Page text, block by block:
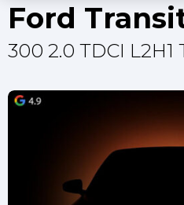
Ford
300 2.0 TDCI L2H1